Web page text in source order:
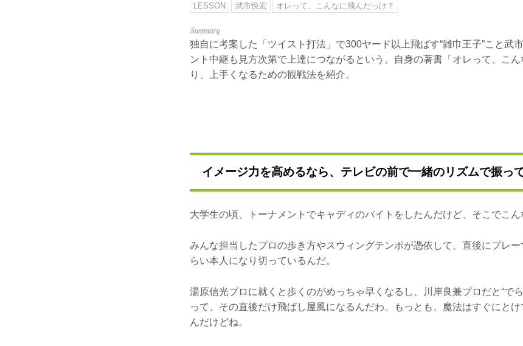
LESSON 武市悦宏 オレって、こんなに飛んだっけ？
独自に考案した「ツイスト打法」で300ヤード以上飛ばす“雑巾王子”こと武
ント中継も見方次第で上達につながるという。自身の著書「オレって、こ
り、上手くなるための観戦法を紹介。
イメージ力を高めるなら、テレビの前で一緒のリズムで振っ
大学生の頃、トーナメントでキャディのバイトをしたんだけど、そこでこん
みんな担当したプロの歩き方やスウィングテンポが憑依して、直後にプレー
らい本人になり切っているんだ。
湯原信光プロに就くと歩くのがめっちゃ早くなるし、川岸良兼プロだと“で
って、その直後だけ飛ばし屋風になるんだわ。もっとも、魔法はすぐにと
んだけどね。